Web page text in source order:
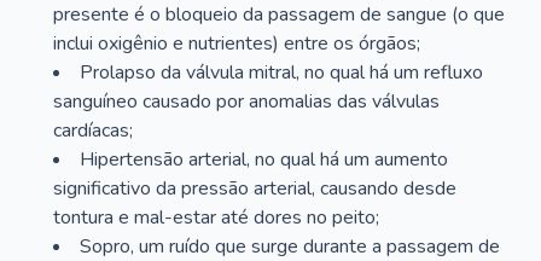
presente é o bloqueio da passagem de sangue (o que
inclui oxigênio e nutrientes) entre os órgãos;
Prolapso da válvula mitral, no qual há um refluxo
sanguíneo causado por anomalias das válvulas
cardíacas;
Hipertensão arterial, no qual há um aumento
significativo da pressão arterial, causando desde
tontura e mal-estar até dores no peito;
Sopro, um ruído que surge durante a passagem de